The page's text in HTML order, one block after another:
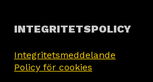
INTEGRITETSPOLICY
Integritetsmeddelande
Policy för cookies